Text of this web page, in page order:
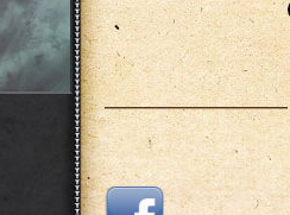
___________